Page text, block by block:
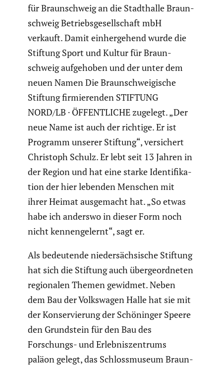
für Braun­schweig an die Stadt­halle Braun­
schweig Betriebs­ge­sell­schaft mbH
verkauft. Damit einher­ge­hend wurde die
Stiftung Sport und Kultur für Braun­
schweig aufge­hoben und der unter dem
neuen Namen Die Braun­schwei­gi­sche
Stiftung firmie­renden STIFTUNG
NORD/LB · ÖFFENTLICHE zugelegt. „Der
neue Name ist auch der richtige. Er ist
Programm unserer Stiftung“, versi­chert
Christoph Schulz. Er lebt seit 13 Jahren in
der Region und hat eine starke Identi­fi­ka­
tion der hier lebenden Menschen mit
ihrer Heimat ausge­macht hat. „So etwas
habe ich anderswo in dieser Form noch
nicht kennen­ge­lernt“, sagt er.
Als bedeu­tende nieder­säch­si­sche Stiftung
hat sich die Stiftung auch überge­ord­neten
regio­nalen Themen gewidmet. Neben
dem Bau der Volks­wagen Halle hat sie mit
der Konser­vie­rung der Schöninger Speere
den Grund­stein für den Bau des
Forschungs- und Erleb­nis­zen­trums
paläon gelegt, das Schloss­mu­seum Braun­